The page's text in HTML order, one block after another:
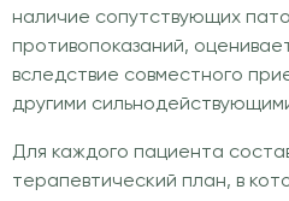
наличие сопутствующих
противопоказаний,
вследствие совместного
другими
Для каждого пациента
терапевтический план, в